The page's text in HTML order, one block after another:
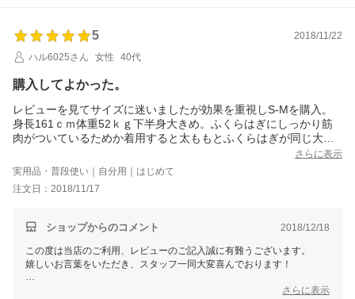
5
2018/11/22
ハル6025さん
女性 40代
購入してよかった。
レビューを見てサイズに迷いましたが効果を重視しS-Mを購入。
身長161ｃｍ体重52ｋｇ下半身大きめ。ふくらはぎにしっかり筋
肉がついているためか着用すると太ももとふくらはぎが同じ大き
さになりました。おなか周りの締め付け感はなく、初回着用に４
分を要しましたが丁寧にはくともう少し早くなりそう。
これまで夕方むくみを感じていましたが全く感じず、むしろ１日
中動きやすい。これまで仕事の時冬季は極暖や裏起毛のものを使
さも得られる割にムレがなく生地が厚すぎないので１年を通して
理に引っ張らず丁寧にはいたら破れないで使い続けられると思い
ます。洗い替えも含め３枚セットがお得で購入してよかったと思
いました。
さらに表示
実用品・普段使い｜自分用｜はじめて
注文日：2018/11/17
ショップからのコメント 2018/12/18
この度は当店のご利用、レビューのご記入誠に有難うございます。
嬉しいお言葉をいただき、スタッフ一同大変喜んでおります！
当商品は従来の「ただキツイだけ」の着圧レギンスではなく、長時間で
さらに表示